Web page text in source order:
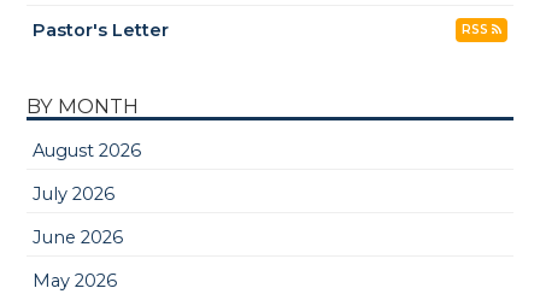
Pastor's Letter RSS
BY MONTH
August 2026
July 2026
June 2026
May 2026